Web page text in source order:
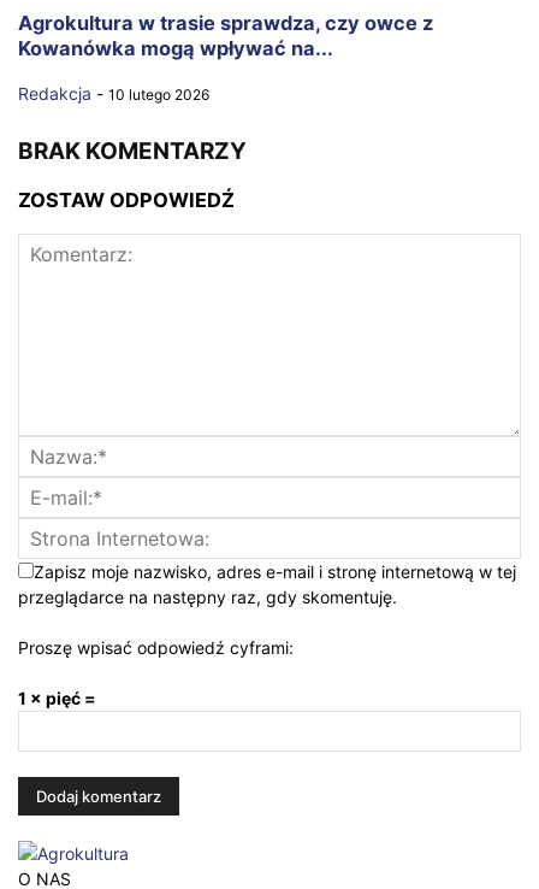
Agrokultura w trasie sprawdza, czy owce z
Kowanówka mogą wpływać na...
Redakcja - 10 lutego 2026
BRAK KOMENTARZY
ZOSTAW ODPOWIEDŹ
Zapisz moje nazwisko, adres e-mail i stronę internetową w tej
przeglądarce na następny raz, gdy skomentuję.
Proszę wpisać odpowiedź cyframi:
1 × pięć =
O NAS